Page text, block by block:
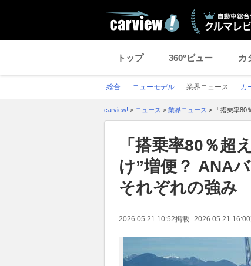
トップ 360°ビュー カ
総合 ニューモデル 業界ニュース カ
carview! > ニュース > 業界ニュース > 「搭乗率
「搭乗率80％超
け”増便？ ANA
それぞれの強み
2026.05.21 10:52掲載 2026.05.21 16:00